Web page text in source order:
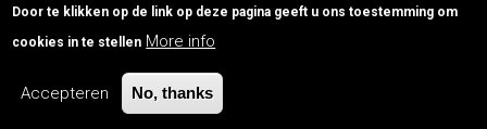
Over VIW
© Copyright viw.be 2026. All Rights Reserved.
Door te klikken op de link op deze pagina geeft u ons toestemming om
cookies in te stellen More info
Accepteren No, thanks